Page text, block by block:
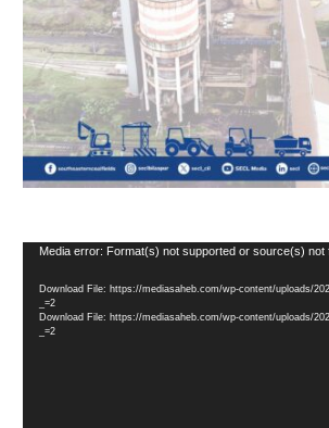
Video
Media error: Format(s) not supported or source(s) not
Download File: https://mediasaheb.com/wp-content/uploads/
_=2
Download File: https://mediasaheb.com/wp-content/uploads/
_=2